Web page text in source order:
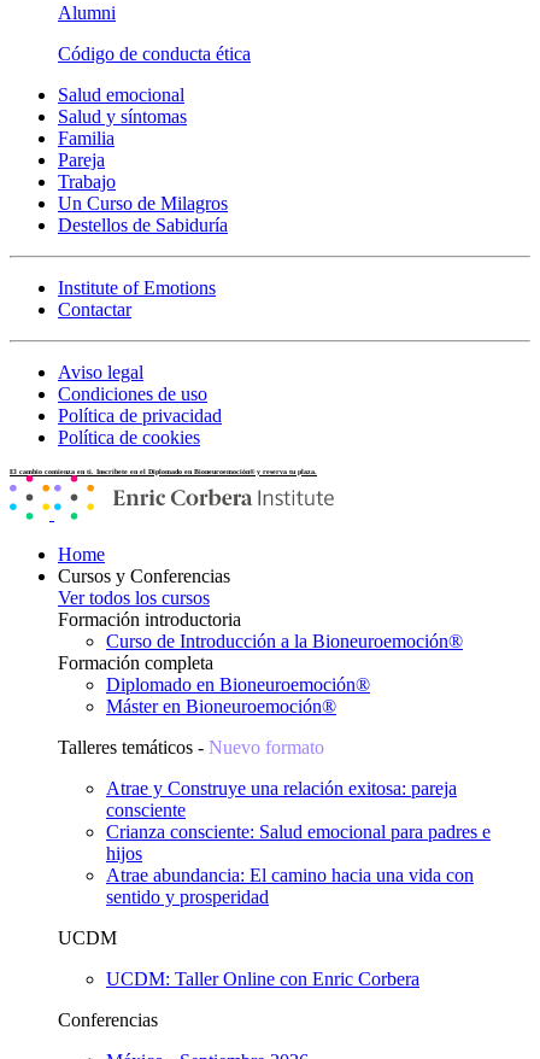
Alumni
Código de conducta ética
Salud emocional
Salud y síntomas
Familia
Pareja
Trabajo
Un Curso de Milagros
Destellos de Sabiduría
Institute of Emotions
Contactar
Aviso legal
Condiciones de uso
Política de privacidad
Política de cookies
El cambio comienza en ti. Inscríbete en el Diplomado en Bioneuroemoción® y reserva tu plaza.
Home
Cursos y Conferencias
Ver todos los cursos
Formación introductoria
Curso de Introducción a la Bioneuroemoción®
Formación completa
Diplomado en Bioneuroemoción®
Máster en Bioneuroemoción®
Talleres temáticos - Nuevo formato
Atrae y Construye una relación exitosa: pareja
consciente
Crianza consciente: Salud emocional para padres e
hijos
Atrae abundancia: El camino hacia una vida con
sentido y prosperidad
UCDM
UCDM: Taller Online con Enric Corbera
Conferencias